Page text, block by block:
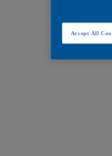
Accept All